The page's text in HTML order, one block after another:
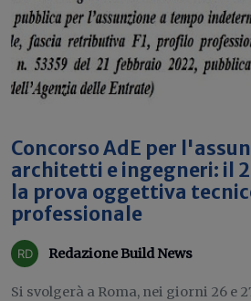
Concorso AdE per
architetti e ingegneri: il
la prova oggettiva
professionale
Redazione Build News
Si svolgerà a Roma, nei giorni 26 e